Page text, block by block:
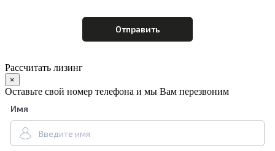
Рассчитать лизинг
×
Оставьте свой номер телефона и мы Вам перезвоним
Имя